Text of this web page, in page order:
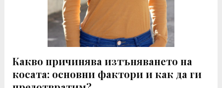
Какво причинява изтъняването на
косата: основни фактори и как да ги